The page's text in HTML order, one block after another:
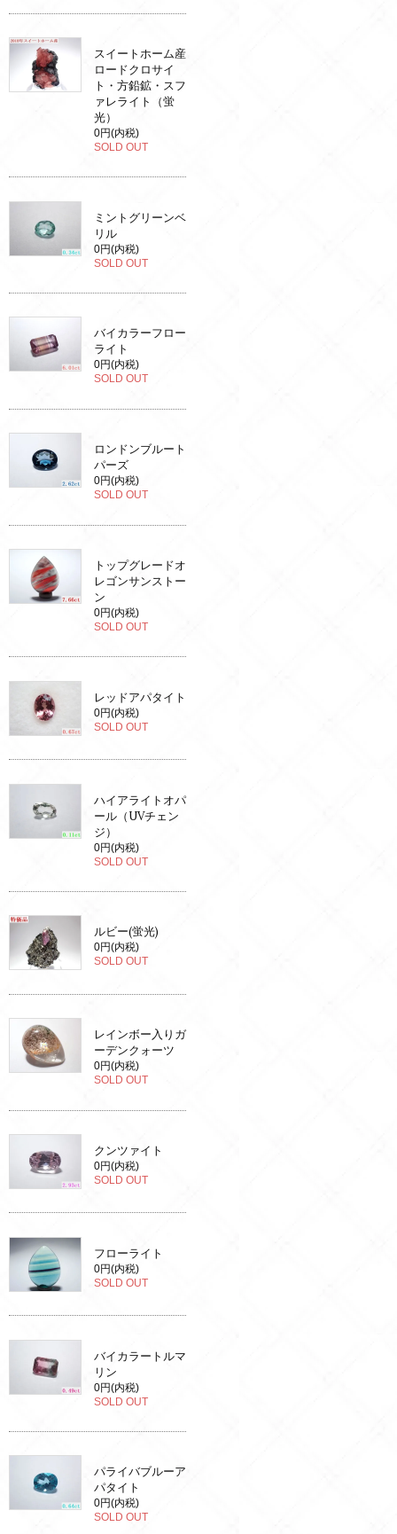
スイートホーム産
ロードクロサイ
ト・方鉛鉱・スフ
ァレライト（蛍
光）
0円(内税)
SOLD OUT
ミントグリーンベ
リル
0円(内税)
SOLD OUT
バイカラーフロー
ライト
0円(内税)
SOLD OUT
ロンドンブルート
パーズ
0円(内税)
SOLD OUT
トップグレードオ
レゴンサンストー
ン
0円(内税)
SOLD OUT
レッドアパタイト
0円(内税)
SOLD OUT
ハイアライトオパ
ール（UVチェン
ジ）
0円(内税)
SOLD OUT
ルビー(蛍光)
0円(内税)
SOLD OUT
レインボー入りガ
ーデンクォーツ
0円(内税)
SOLD OUT
クンツァイト
0円(内税)
SOLD OUT
フローライト
0円(内税)
SOLD OUT
バイカラートルマ
リン
0円(内税)
SOLD OUT
パライバブルーア
パタイト
0円(内税)
SOLD OUT